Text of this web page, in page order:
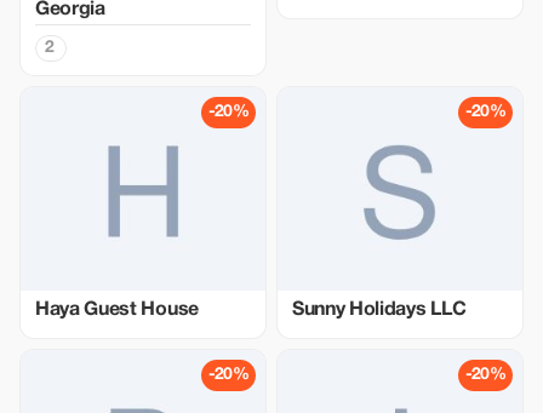
Georgia
2
-20%
Haya Guest House
-20%
Sunny Holidays LLC
-20% -20%